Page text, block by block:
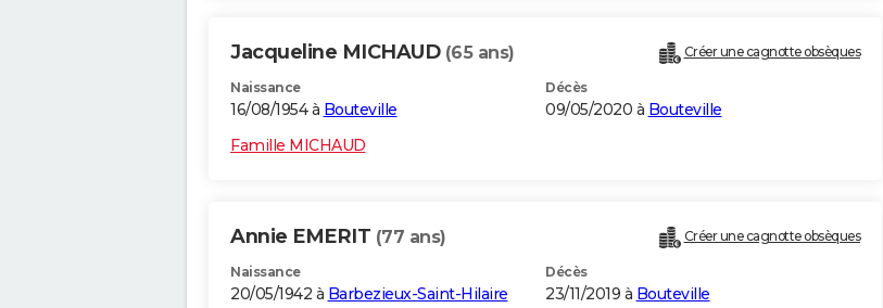
Jacqueline MICHAUD (65 ans) Créer une cagnotte obsèques
Naissance
16/08/1954 à Bouteville
Décès
09/05/2020 à Bouteville
Famille MICHAUD
Annie EMERIT (77 ans) Créer une cagnotte obsèques
Naissance
20/05/1942 à Barbezieux-Saint-Hilaire
Décès
23/11/2019 à Bouteville